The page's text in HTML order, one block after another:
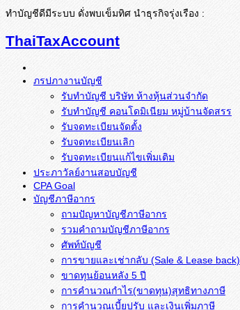
ทำบัญชีดีมีระบบ ดั่งพบเข็มทิศ นำธุรกิจรุ่งเรือง :
ThaiTaxAccount
ภรปภางานบัญชี
รับทำบัญชี บริษัท ห้างหุ้นส่วนจำกัด
รับทำบัญชี คอนโดมิเนียม หมู่บ้านจัดสรร
รับจดทะเบียนจัดตั้ง
รับจดทะเบียนเลิก
รับจดทะเบียนแก้ไขเพิ่มเติม
ประภาวัลย์งานสอบบัญชี
CPA Goal
บัญชีภาษีอากร
ถามปัญหาบัญชีภาษีอากร
รวมคำถามบัญชีภาษีอากร
ศัพท์บัญชี
การขายและเช่ากลับ (Sale & Lease back)
ขาดทุนย้อนหลัง 5 ปี
การคำนวณกำไร(ขาดทุน)สุทธิทางภาษี
การคำนวณเบี้ยปรับ และเงินเพิ่มภาษี